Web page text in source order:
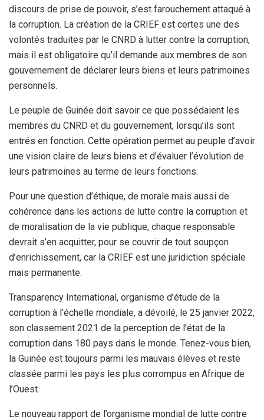
discours de prise de pouvoir, s’est farouchement attaqué à
la corruption. La création de la CRIEF est certes une des
volontés traduites par le CNRD à lutter contre la corruption,
mais il est obligatoire qu’il demande aux membres de son
gouvernement de déclarer leurs biens et leurs patrimoines
personnels.
Le peuple de Guinée doit savoir ce que possédaient les
membres du CNRD et du gouvernement, lorsqu’ils sont
entrés en fonction. Cette opération permet au peuple d’avoir
une vision claire de leurs biens et d’évaluer l’évolution de
leurs patrimoines au terme de leurs fonctions.
Pour une question d’éthique, de morale mais aussi de
cohérence dans les actions de lutte contre la corruption et
de moralisation de la vie publique, chaque responsable
devrait s’en acquitter, pour se couvrir de tout soupçon
d’enrichissement, car la CRIEF est une juridiction spéciale
mais permanente.
Transparency International, organisme d’étude de la
corruption à l’échelle mondiale, a dévoilé, le 25 janvier 2022,
son classement 2021 de la perception de l’état de la
corruption dans 180 pays dans le monde. Tenez-vous bien,
la Guinée est toujours parmi les mauvais élèves et reste
classée parmi les pays les plus corrompus en Afrique de
l’Ouest.
Le nouveau rapport de l’organisme mondial de lutte contre